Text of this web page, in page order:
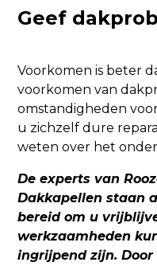
Geef
Voorkomen is beter
voorkomen van
omstandigheden
u zichzelf dure
weten over het
De experts van
Dakkapellen staan
bereid om u
werkzaamheden
ingrijpend zijn.